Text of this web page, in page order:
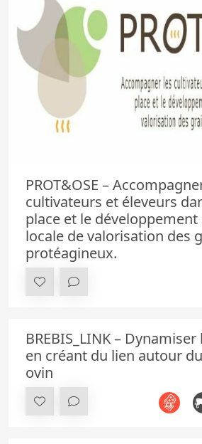
PROT&OSE –
cultivateurs et éleveurs
place et le développement
locale de valorisation des
protéagineux.
BREBIS_LINK –
en créant du lien autour
ovin